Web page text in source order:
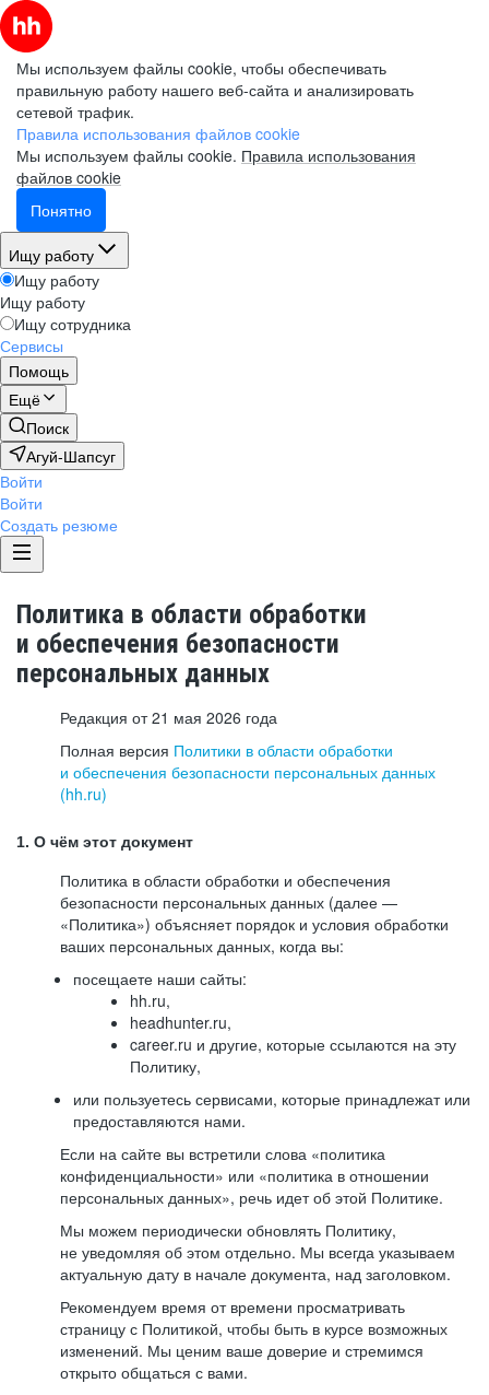
Мы используем файлы cookie, чтобы обеспечивать
правильную работу нашего веб-сайта и анализировать
сетевой трафик.
Правила использования файлов cookie
Мы используем файлы cookie. Правила использования
файлов cookie
Понятно
Ищу работу
Ищу работу
Ищу работу
Ищу сотрудника
Сервисы
Помощь
Ещё
Поиск
Агуй-Шапсуг
Войти
Войти
Создать резюме
Политика в области обработки
и обеспечения безопасности
персональных данных
Редакция от 21 мая 2026 года
Полная версия Политики в области обработки
и обеспечения безопасности персональных данных
(hh.ru)
1. О чём этот документ
Политика в области обработки и обеспечения
безопасности персональных данных (далее —
«Политика») объясняет порядок и условия обработки
ваших персональных данных, когда вы:
посещаете наши сайты:
hh.ru,
headhunter.ru,
career.ru и другие, которые ссылаются на эту
Политику,
или пользуетесь сервисами, которые принадлежат или
предоставляются нами.
Если на сайте вы встретили слова «политика
конфиденциальности» или «политика в отношении
персональных данных», речь идет об этой Политике.
Мы можем периодически обновлять Политику,
не уведомляя об этом отдельно. Мы всегда указываем
актуальную дату в начале документа, над заголовком.
Рекомендуем время от времени просматривать
страницу с Политикой, чтобы быть в курсе возможных
изменений. Мы ценим ваше доверие и стремимся
открыто общаться с вами.